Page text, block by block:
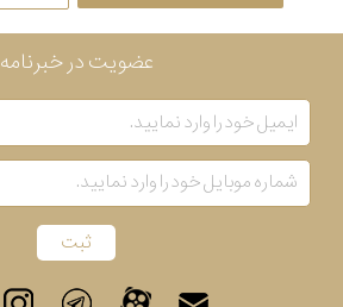
عضویت در خبرنامه